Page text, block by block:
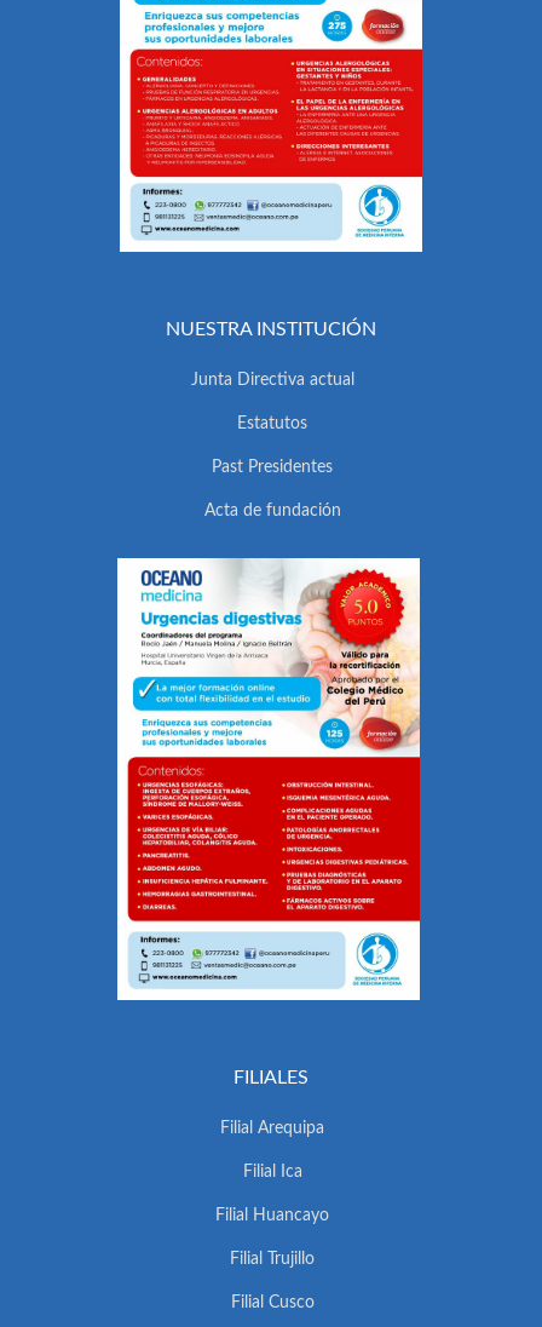
NUESTRA INSTITUCIÓN
Junta Directiva actual
Estatutos
Past Presidentes
Acta de fundación
FILIALES
Filial Arequipa
Filial Ica
Filial Huancayo
Filial Trujillo
Filial Cusco